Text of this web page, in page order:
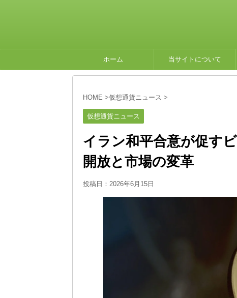
ホーム 当サイトについて
HOME >仮想通貨ニュース >
仮想通貨ニュース
イラン和平合意が促す
開放と市場の変革
投稿日： 2026年6月15日